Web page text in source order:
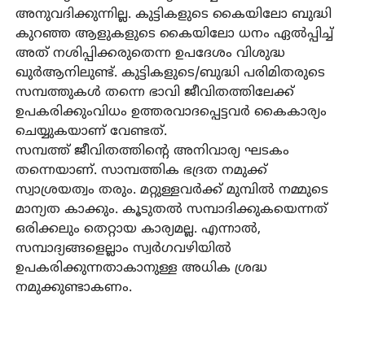
അനുവദിക്കുന്നില്ല. കുട്ടികളുടെ കൈയിലോ ബുദ്ധി
കുറഞ്ഞ ആളുകളുടെ കൈയിലോ ധനം ഏല്‍പ്പിച്ച്
അത് നശിപ്പിക്കരുതെന്ന ഉപദേശം വിശുദ്ധ
ഖുര്‍ആനിലുണ്ട്. കുട്ടികളുടെ/ബുദ്ധി പരിമിതരുടെ
സമ്പത്തുകൾ തന്നെ ഭാവി ജീവിതത്തിലേക്ക്
ഉപകരിക്കുംവിധം ഉത്തരവാദപ്പെട്ടവർ കൈകാര്യം
ചെയ്യുകയാണ് വേണ്ടത്.
സമ്പത്ത് ജീവിതത്തിന്റെ അനിവാര്യ ഘടകം
തന്നെയാണ്. സാമ്പത്തിക ഭദ്രത നമുക്ക്
സ്വാശ്രയത്വം തരും. മറ്റുള്ളവർക്ക് മുമ്പിൽ നമ്മുടെ
മാന്യത കാക്കും. കൂടുതൽ സമ്പാദിക്കുകയെന്നത്
ഒരിക്കലും തെറ്റായ കാര്യമല്ല. എന്നാൽ,
സമ്പാദ്യങ്ങളെല്ലാം സ്വർഗവഴിയിൽ
ഉപകരിക്കുന്നതാകാനുള്ള അധിക ശ്രദ്ധ
നമുക്കുണ്ടാകണം.